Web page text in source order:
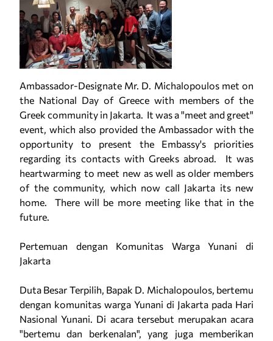
Ambassador-Designate Mr. D. Michalopoulos met on
the National Day of Greece with members of the
Greek community in Jakarta. It was a "meet and greet"
event, which also provided the Ambassador with the
opportunity to present the Embassy's priorities
regarding its contacts with Greeks abroad. It was
heartwarming to meet new as well as older members
of the community, which now call Jakarta its new
home. There will be more meeting like that in the
future.
Pertemuan dengan Komunitas Warga Yunani di
Jakarta
Duta Besar Terpilih, Bapak D. Michalopoulos, bertemu
dengan komunitas warga Yunani di Jakarta pada Hari
Nasional Yunani. Di acara tersebut merupakan acara
"bertemu dan berkenalan", yang juga memberikan